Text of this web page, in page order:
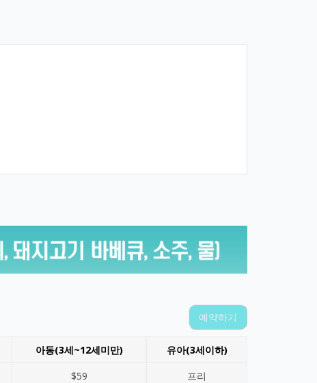
예약하기
아동(3세~12세미만)
유아(3세이하)
$59 프리